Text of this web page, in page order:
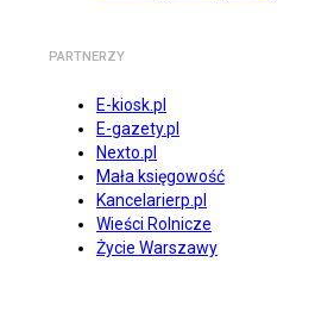
PARTNERZY
E-kiosk.pl
E-gazety.pl
Nexto.pl
Mała księgowość
Kancelarierp.pl
Wieści Rolnicze
Życie Warszawy